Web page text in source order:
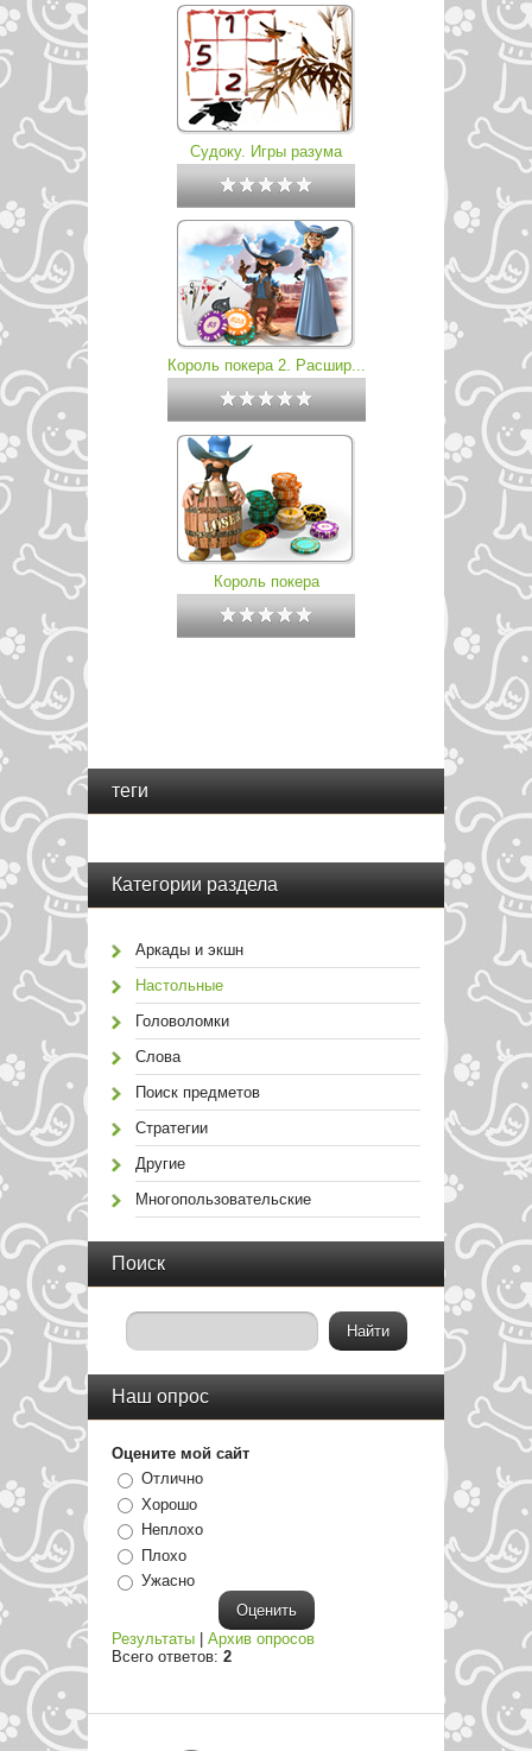
Судоку. Игры разума
Король покера 2. Расшир...
Король покера
теги
Категории раздела
Аркады и экшн
Настольные
Головоломки
Слова
Поиск предметов
Стратегии
Другие
Многопользовательские
Поиск
Наш опрос
Оцените мой сайт
Отлично
Хорошо
Неплохо
Плохо
Ужасно
Результаты
Архив опросов
Всего ответов: 2